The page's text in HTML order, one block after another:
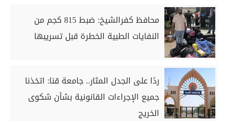
محافظ كفرالشيخ: ضبط 815 كجم من
النفايات الطبية الخطرة قبل تسريبها
ردًا على الجدل المثار.. جامعة قنا: اتخذنا
جميع الإجراءات القانونية بشأن شكوى
الخريج